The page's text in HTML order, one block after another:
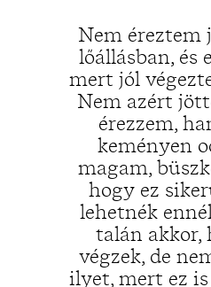
Nem éreztem
lőállásban, és
mert jól
Nem azért
érezzem,
keményen
magam,
hogy ez
lehetnék
talán akkor,
végzek, de
ilyet, mert ez